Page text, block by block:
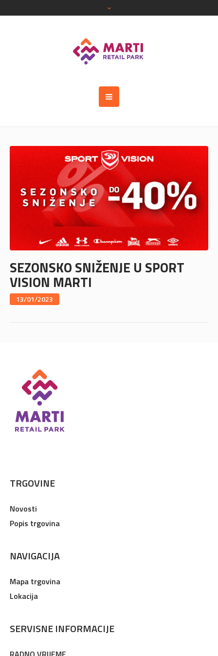
SEZONSKO SNIŽENJE U SPORT
VISION MARTI
13/01/2023
TRGOVINE
Novosti
Popis trgovina
NAVIGACIJA
Mapa trgovina
Lokacija
SERVISNE INFORMACIJE